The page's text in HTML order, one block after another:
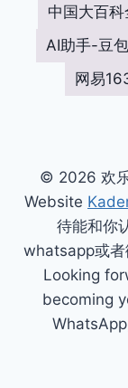
中国大百科
AI助手-豆包
网易
© 2026 欢
Website
待能和你
whatsapp或者
Looking
becoming